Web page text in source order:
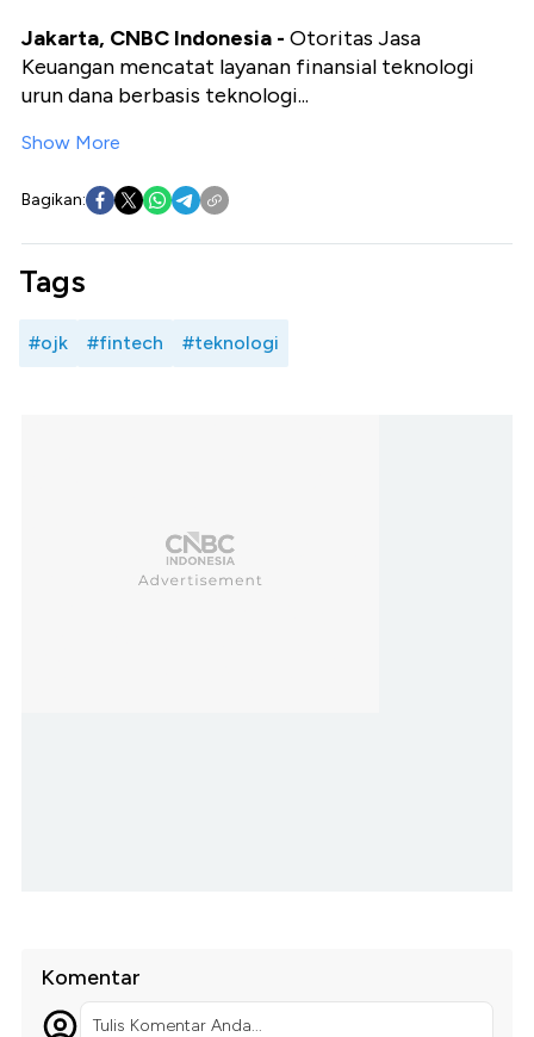
Jakarta, CNBC Indonesia - Otoritas Jasa
Keuangan mencatat layanan finansial teknologi
urun dana berbasis teknologi...
Show More
Bagikan:
Tags
#ojk #fintech #teknologi
Komentar
Tulis Komentar Anda...